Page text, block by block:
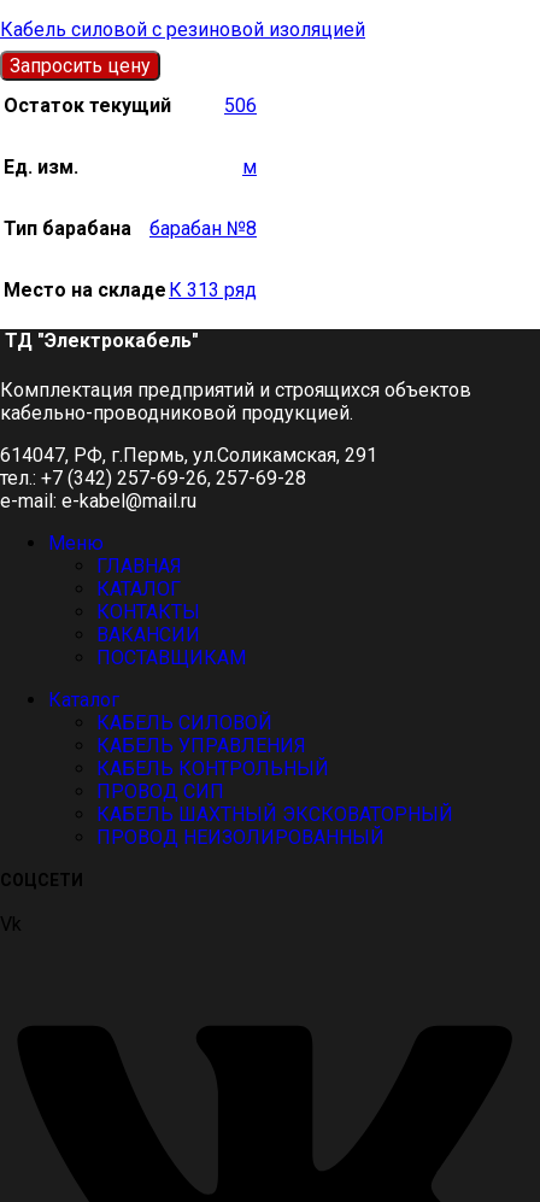
Кабель силовой с резиновой изоляцией
Запросить цену
Остаток текущий
506
Ед. изм. м
Тип барабана барабан №8
Место на складе К 313 ряд
ТД "Электрокабель"​
Комплектация предприятий и строящихся объектов
кабельно-проводниковой продукцией.
614047, РФ, г.Пермь, ул.Соликамская, 291
тел.: +7 (342) 257-69-26, 257-69-28
e-mail: e-kabel@mail.ru
Меню
ГЛАВНАЯ
КАТАЛОГ
КОНТАКТЫ
ВАКАНСИИ
ПОСТАВЩИКАМ
Каталог
КАБЕЛЬ СИЛОВОЙ
КАБЕЛЬ УПРАВЛЕНИЯ
КАБЕЛЬ КОНТРОЛЬНЫЙ
ПРОВОД СИП
КАБЕЛЬ ШАХТНЫЙ ЭКСКОВАТОРНЫЙ
ПРОВОД НЕИЗОЛИРОВАННЫЙ
СОЦСЕТИ
Vk